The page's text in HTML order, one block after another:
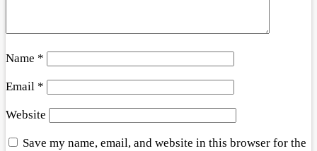
Name *
Email *
Website
Save my name, email, and website in this browser for the